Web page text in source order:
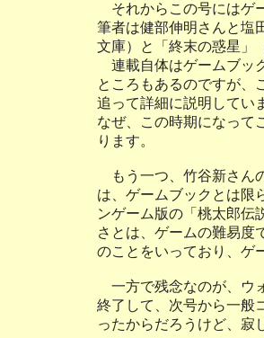
それからこの号にはゲ
筆者は健部伸明さんと塩
文庫）と「終末の惑星」
連載自体はゲームブッ
ところもあるのですが、
追って詳細に説明してい
なぜ、この時期になって
ります。
もう一つ、竹谷新さん
は、ゲームブックとは限
ンゲーム版の「桃太郎伝
さとは、ゲームの難易度
のことをいっており、ゲ
一方で残念なのが、ウ
終了して、次号から一般
ったからだろうけど、寂